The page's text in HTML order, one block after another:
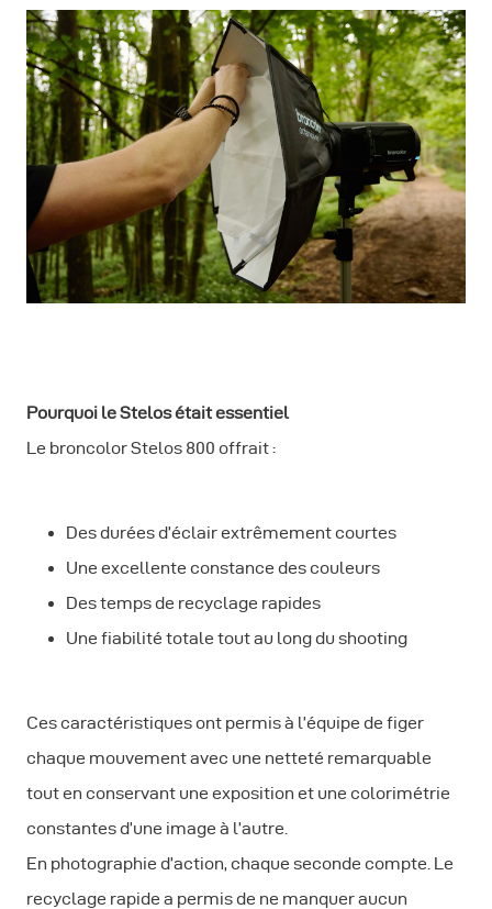
Pourquoi le Stelos était essentiel
Le broncolor Stelos 800 offrait :
Des durées d’éclair extrêmement courtes
Une excellente constance des couleurs
Des temps de recyclage rapides
Une fiabilité totale tout au long du shooting
Ces caractéristiques ont permis à l’équipe de figer
chaque mouvement avec une netteté remarquable
tout en conservant une exposition et une colorimétrie
constantes d’une image à l’autre.
En photographie d’action, chaque seconde compte. Le
recyclage rapide a permis de ne manquer aucun